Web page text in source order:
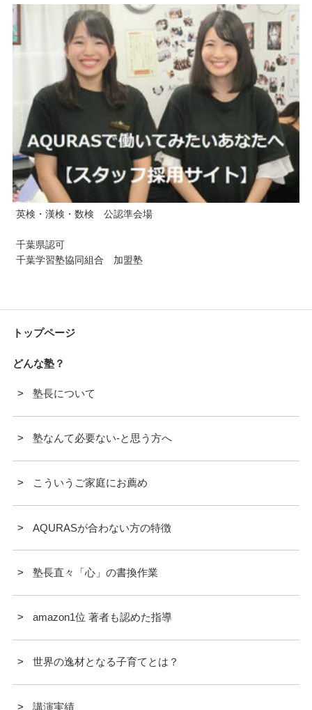
英検・漢検・数検 公認準会場
千葉県認可
千葉学習塾協同組合 加盟塾
トップページ
どんな塾？
塾長について
塾なんて必要ない-と思う方へ
こういうご家庭にお薦め
AQURASが合わない方の特徴
塾長直々「心」の書換作業
amazon1位 著者も認めた指導
世界の逸材となる子育てとは？
講演実績